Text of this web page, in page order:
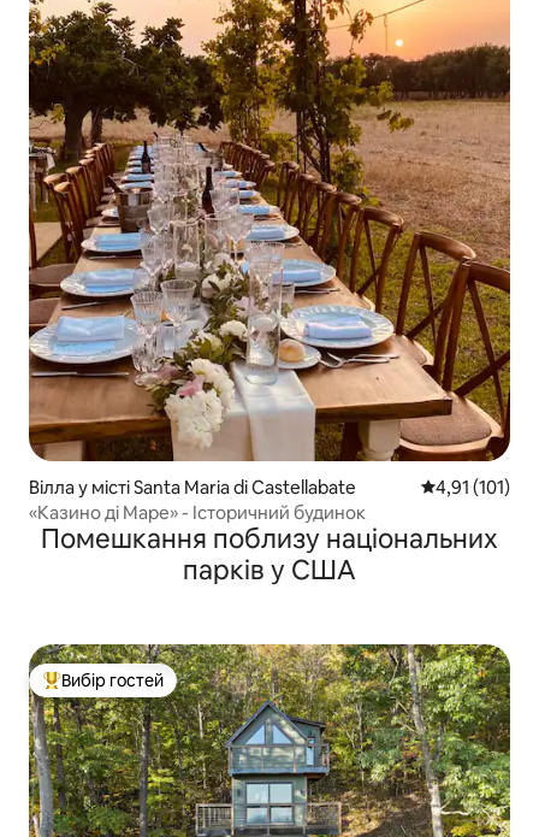
Вілла у місті Santa Maria di Castellabate Середня
4,91 (101)
«Казино ді Маре» - Історичний будинок
Помешкання поблизу національних
парків у США
Топ вибір гостей
Вибір гостей